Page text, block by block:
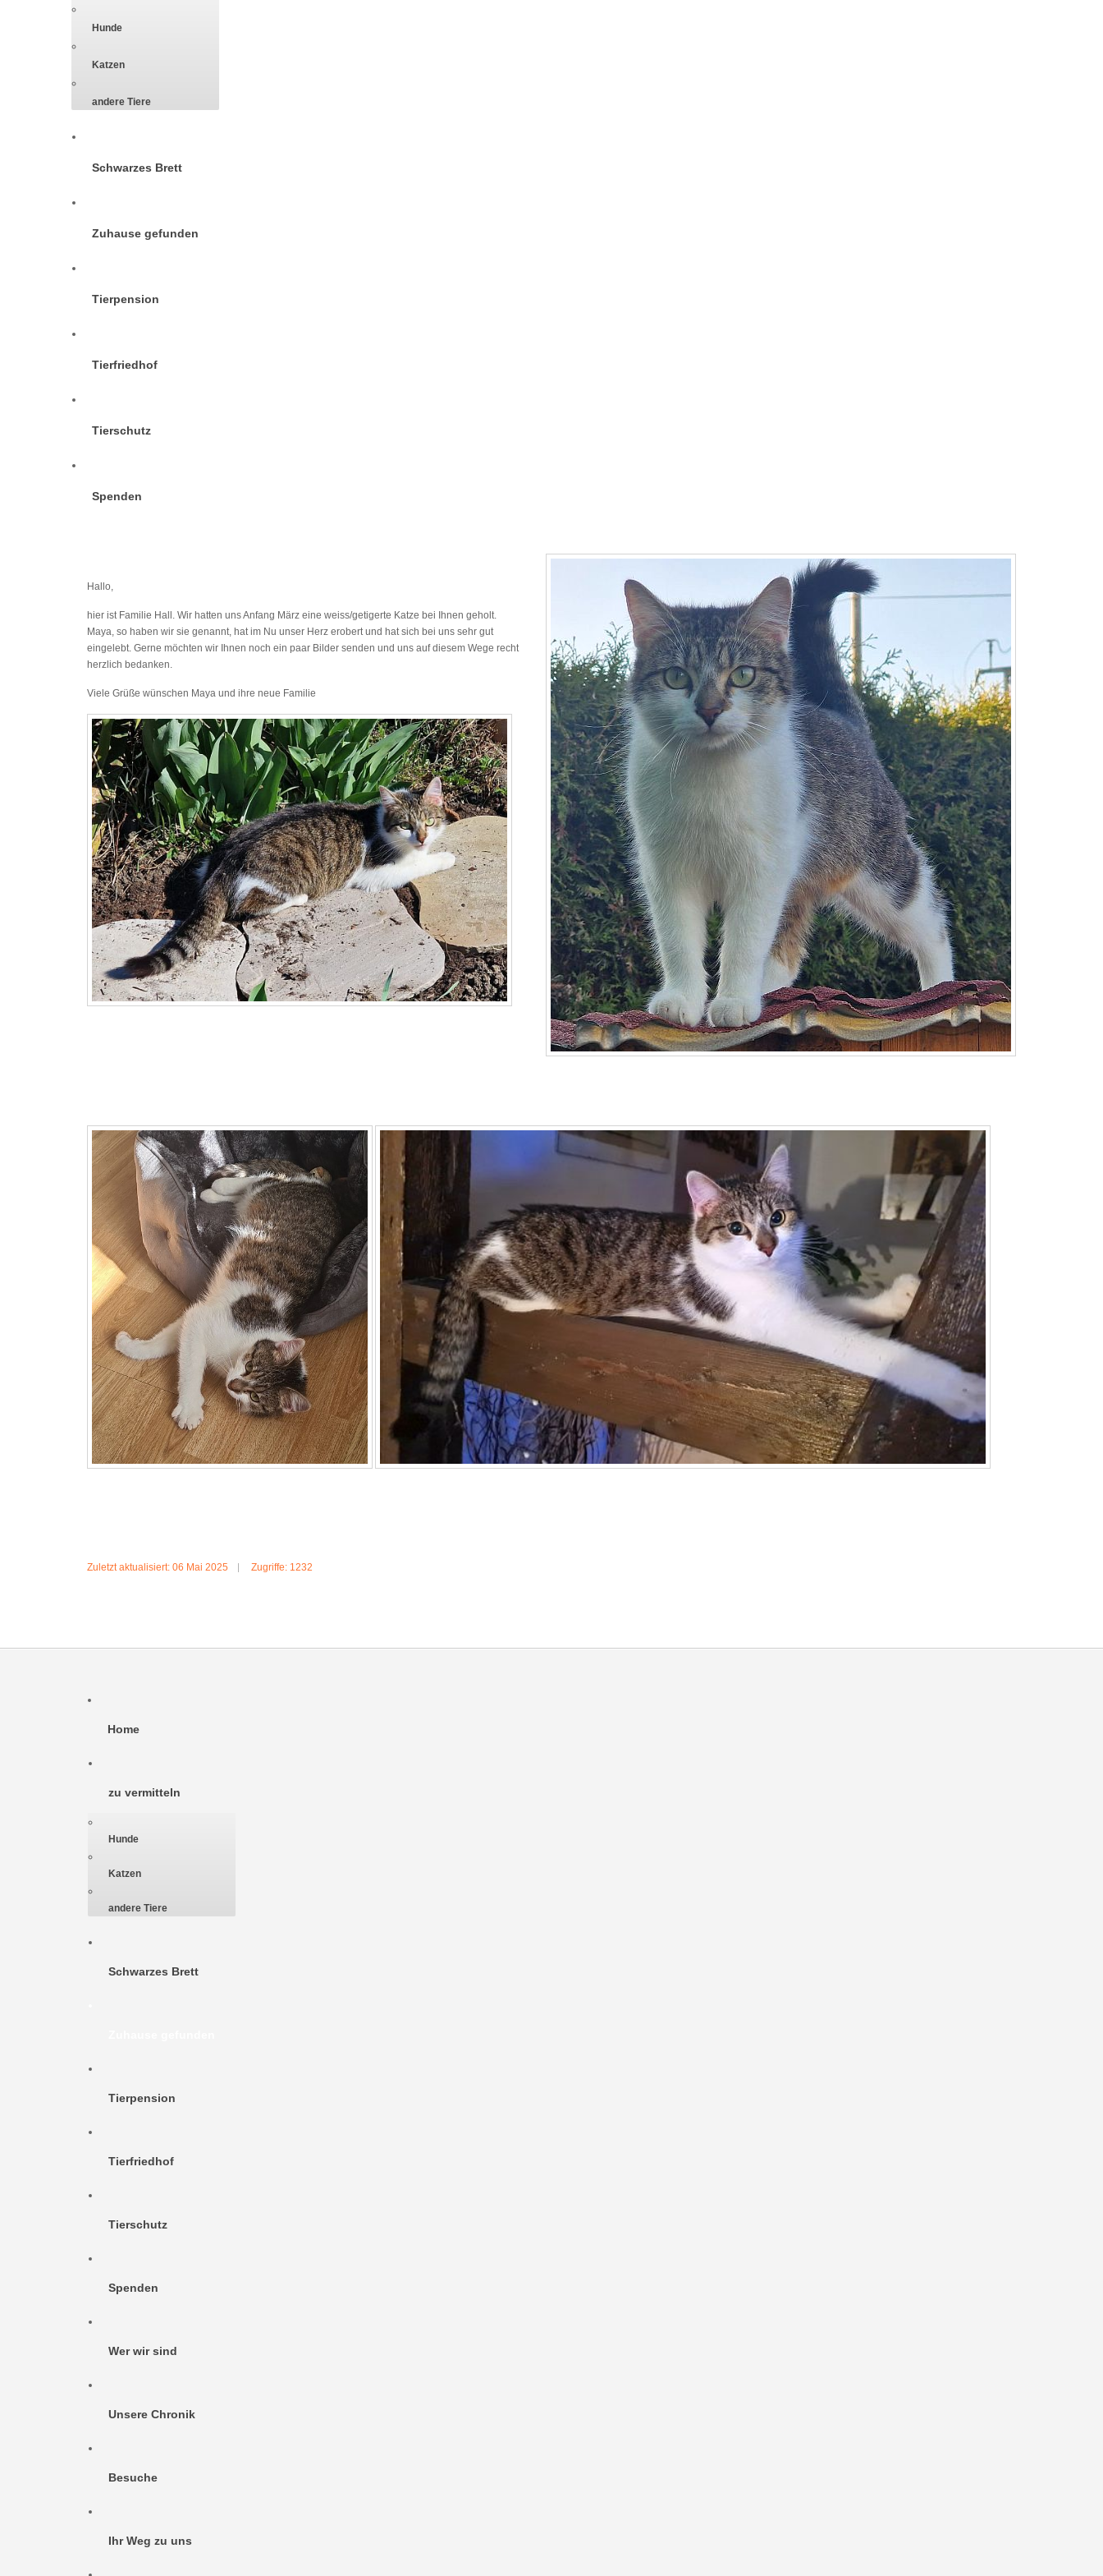
Hunde
Katzen
andere Tiere
Schwarzes Brett
Zuhause gefunden
Tierpension
Tierfriedhof
Tierschutz
Spenden
Hallo,
hier ist Familie Hall. Wir hatten uns Anfang März eine weiss/getigerte Katze bei Ihnen geholt.
Maya, so haben wir sie genannt, hat im Nu unser Herz erobert und hat sich bei uns sehr gut
eingelebt. Gerne möchten wir Ihnen noch ein paar Bilder senden und uns auf diesem Wege recht
herzlich bedanken.
Viele Grüße wünschen Maya und ihre neue Familie
Zuletzt aktualisiert: 06 Mai 2025 Zugriffe: 1232
Home
zu vermitteln
Hunde
Katzen
andere Tiere
Schwarzes Brett
Tierpension
Tierfriedhof
Tierschutz
Spenden
Wer wir sind
Unsere Chronik
Besuche
Ihr Weg zu uns